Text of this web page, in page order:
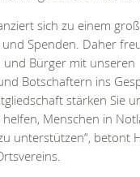
sich zu einem
Spenden. Daher
Bürger mit unseren
Botschaftern ins
stärken Sie
Menschen in
unterstützen“, betont